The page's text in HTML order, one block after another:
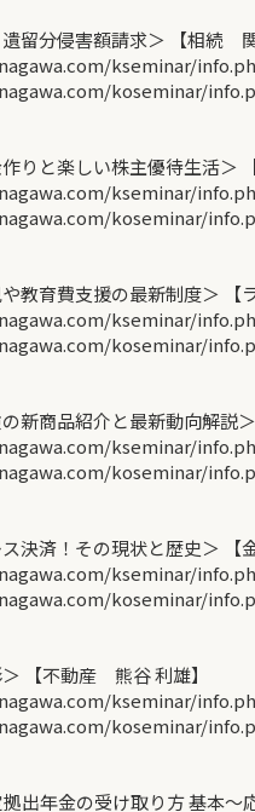
留分侵害額請求＞ 【相続 関
kseminar/
koseminar/
りと楽しい株主優待生活＞
kseminar/
koseminar/
教育費支援の最新制度＞ 【
kseminar/
koseminar/
新商品紹介と最新動向解説
kseminar/
koseminar/
決済！その現状と歴史＞ 【
kseminar/
koseminar/
【不動産 熊谷 利雄】
kseminar/
koseminar/
出年金の受け取り方 基本～